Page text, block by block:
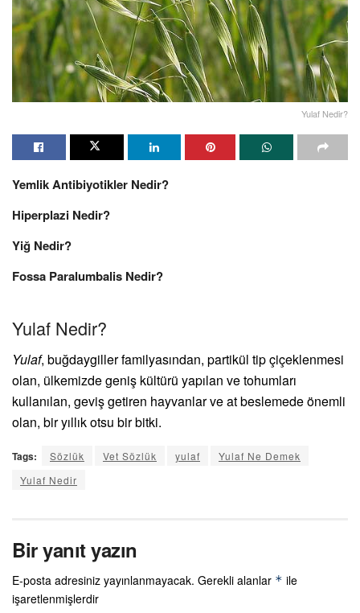
Yulaf Nedir?
Yemlik Antibiyotikler Nedir?
Hiperplazi Nedir?
Yiğ Nedir?
Fossa Paralumbalis Nedir?
Yulaf Nedir?
Yulaf, buğdaygiller familyasından, partikül tip çiçeklenmesi
olan, ülkemizde geniş kültürü yapılan ve tohumları
kullanılan, geviş getiren hayvanlar ve at beslemede önemli
olan, bir yıllık otsu bir bitki.
Tags: Sözlük Vet Sözlük yulaf
Yulaf Ne Demek
Yulaf Nedir
Bir yanıt yazın
E-posta adresiniz yayınlanmayacak. Gerekli alanlar * ile
işaretlenmişlerdir